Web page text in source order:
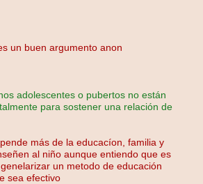
un buen argumento anon
adolescentes o pubertos no están
para sostener una relación de
más de la educacíon, familia y
al niño aunque entiendo que es
un metodo de educación
sea efectivo